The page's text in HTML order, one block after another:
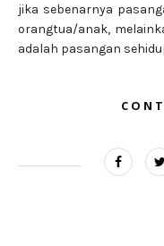
jika sebenarnya
orangtua/anak,
adalah pasangan